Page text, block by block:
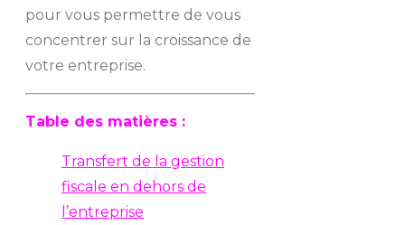
pour vous permettre de vous
concentrer sur la croissance de
votre entreprise.
Table des matières :
Transfert de la gestion
fiscale en dehors de
l’entreprise